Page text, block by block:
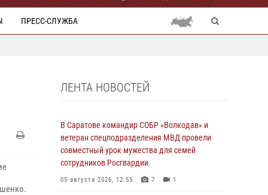
ПРЕСС-СЛУЖБА
ЛЕНТА НОВОСТЕЙ
В Саратове командир СОБР «Волкодав» и
ветеран спецподразделения МВД провели
совместный урок мужества для семей
сотрудников Росгвардии.
05 августа 2026, 12:55 7 1